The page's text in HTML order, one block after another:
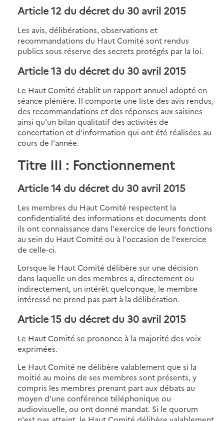
Article 12 du décret du 30 avril 2015
Les avis, délibérations, observations et
recommandations du Haut Comité sont rendus
publics sous réserve des secrets protégés par la loi.
Article 13 du décret du 30 avril 2015
Le Haut Comité établit un rapport annuel adopté en
séance plénière. Il comporte une liste des avis rendus,
des recommandations et des réponses aux saisines
ainsi qu'un bilan qualitatif des activités de
concertation et d'information qui ont été réalisées au
cours de l'année.
Titre III : Fonctionnement
Article 14 du décret du 30 avril 2015
Les membres du Haut Comité respectent la
confidentialité des informations et documents dont
ils ont connaissance dans l'exercice de leurs fonctions
au sein du Haut Comité ou à l'occasion de l'exercice
de celle-ci.
Lorsque le Haut Comité délibère sur une décision
dans laquelle un des membres a, directement ou
indirectement, un intérêt quelconque, le membre
intéressé ne prend pas part à la délibération.
Article 15 du décret du 30 avril 2015
Le Haut Comité se prononce à la majorité des voix
exprimées.
Le Haut Comité ne délibère valablement que si la
moitié au moins de ses membres sont présents, y
compris les membres prenant part aux débats au
moyen d'une conférence téléphonique ou
audiovisuelle, ou ont donné mandat. Si le quorum